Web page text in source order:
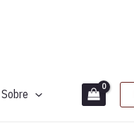
Sobre